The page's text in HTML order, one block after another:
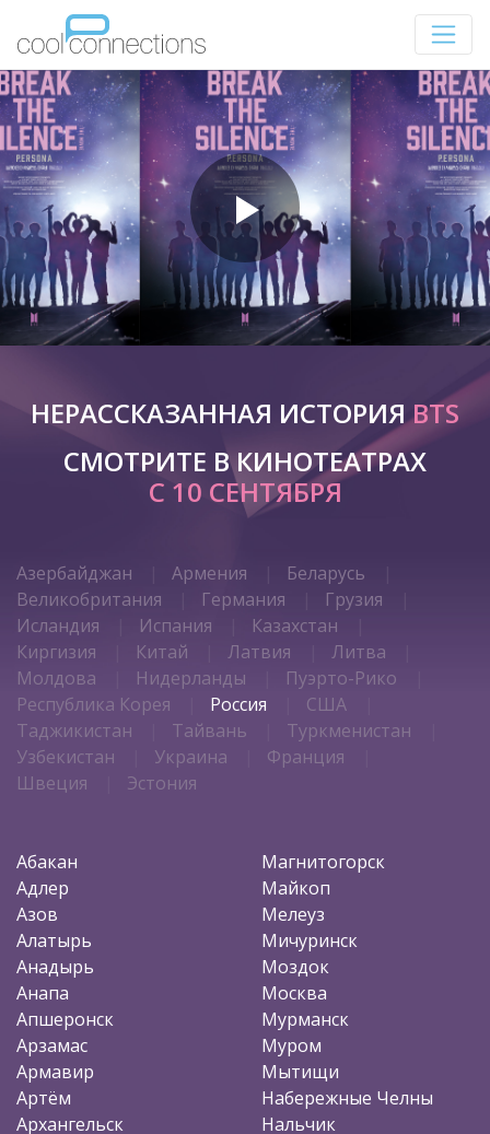
НЕРАССКАЗАННАЯ ИСТОРИЯBTS
СМОТРИТЕ В КИНОТЕАТРАХ
C 10 СЕНТЯБРЯ
Азербайджан Армения
Беларусь
Великобритания
Германия
Грузия
Исландия
Испания
Казахстан
Киргизия
Китай Латвия
Литва
Молдова
Нидерланды
Пуэрто-Рико
Республика Корея
Россия
США
Таджикистан
Тайвань
Туркменистан
Узбекистан
Украина
Франция
Швеция
Эстония
Абакан
Адлер
Азов
Алатырь
Анадырь
Анапа
Апшеронск
Арзамас
Армавир
Артём
Архангельск
Магнитогорск
Майкоп
Мелеуз
Мичуринск
Моздок
Москва
Мурманск
Муром
Мытищи
Набережные Челны
Нальчик